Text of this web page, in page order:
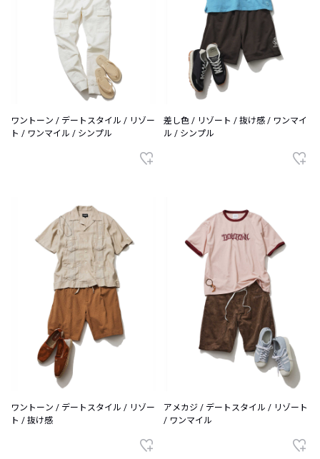
ワントーン / デートスタイル / リゾー
ト / ワンマイル / シンプル
差し色 / リゾート / 抜け感 / ワンマイ
ル / シンプル
ワントーン / デートスタイル / リゾー
ト / 抜け感
アメカジ / デートスタイル / リゾート
/ ワンマイル